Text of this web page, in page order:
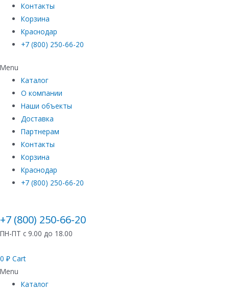
Контакты
Корзина
Краснодар
+7 (800) 250-66-20
Menu
Каталог
О компании
Наши объекты
Доставка
Партнерам
Контакты
Корзина
Краснодар
+7 (800) 250-66-20
+7 (800) 250-66-20
ПН-ПТ с 9.00 до 18.00
0 ₽ Cart
Menu
Каталог